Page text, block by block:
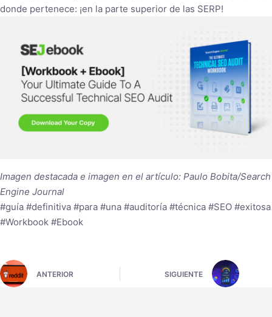
donde pertenece: ¡en la parte superior de las SERP!
Imagen destacada e imagen en el artículo: Paulo Bobita/Search
Engine Journal
#guía #definitiva #para #una #auditoría #técnica #SEO #exitosa
#Workbook #Ebook
ANTERIOR SIGUIENTE